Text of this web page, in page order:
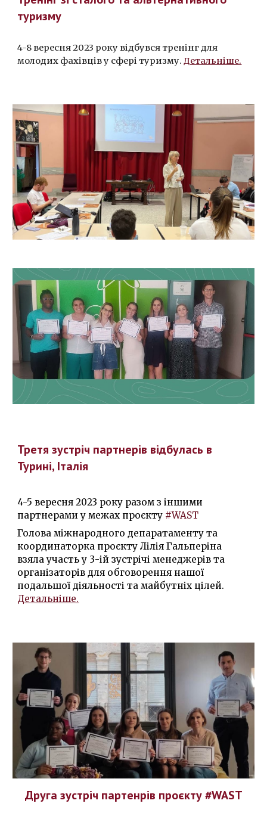
туризму
4-8 вересня 2023 року відбувся тренінг для
молодих фахівців у сфері туризму.Детальніше.
Третя зустріч партнерів відбулась в
Турині, Італія
4-5 вересня 2023 року разом з іншими
партнерами у межах проєкту #WAST
Голова міжнародного депаратаменту та
координаторка проєкту Лілія Гальперіна
взяла участь у 3-ій зустрічі менеджерів та
організаторів для обговорення нашої
подальшої діяльності та майбутніх цілей.
Детальніше.
Друга зустріч партенрів проєкту #WAST